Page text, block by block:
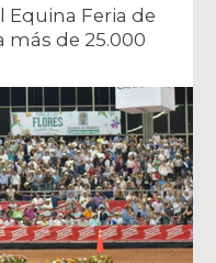
Equina Feria de
más de 25.000